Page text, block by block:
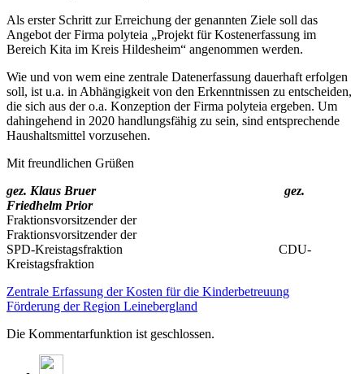
Als erster Schritt zur Erreichung der genannten Ziele soll das
Angebot der Firma polyteia „Projekt für Kostenerfassung im
Bereich Kita im Kreis Hildesheim“ angenommen werden.
Wie und von wem eine zentrale Datenerfassung dauerhaft erfolgen
soll, ist u.a. in Abhängigkeit von den Erkenntnissen zu entscheiden,
die sich aus der o.a. Konzeption der Firma polyteia ergeben. Um
dahingehend in 2020 handlungsfähig zu sein, sind entsprechende
Haushaltsmittel vorzusehen.
Mit freundlichen Grüßen
gez. Klaus Bruer
gez.
Friedhelm Prior
Fraktionsvorsitzender der
Fraktionsvorsitzender der
SPD-Kreistagsfraktion CDU-
Kreistagsfraktion
Zentrale Erfassung der Kosten für die Kinderbetreuung
Förderung der Region Leinebergland
Die Kommentarfunktion ist geschlossen.